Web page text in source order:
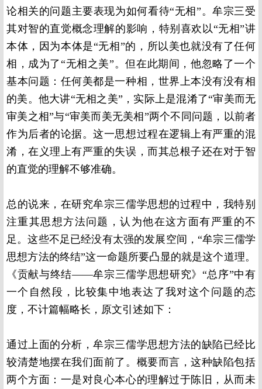
论相关的问题主要表现为如何看待“无相”。牟宗三受
其对智的直觉概念理解的影响，特别喜欢以“无相”讲
本体，因为本体是“无相”的，所以美也就没有了任何
相，成为了“无相之美”。但在此期间，他忽略了一个
基本问题：任何美都是一种相，世界上本没有没有相
的美。他大讲“无相之美”，实际上是混淆了“审美而无
审美之相”与“审美而美无美相”两个不同问题，以前者
作为后者的论据。这一思想过程在逻辑上有严重的混
淆，在义理上有严重的失误，而其总根子还在对于智
的直觉的理解不够准确。
总的说来，在研究牟宗三儒学思想的过程中，我特别
注重其思想方法问题，认为他在这方面有严重的不
足。这些不足已经没有太强的发展空间，“牟宗三儒学
思想方法的终结”这一命题所要凸显的就是这个道理。
《贡献与终结——牟宗三儒学思想研究》“总序”中有
一个自然段，比较集中地表达了我对这个问题的态
度，不计篇幅略长，原文引述如下：
通过上面的分析，牟宗三儒学思想方法的缺陷已经比
较清楚地摆在我们面前了。概要而言，这种缺陷包括
两个方面：一是对良心本心的理解过于陈旧，从而未